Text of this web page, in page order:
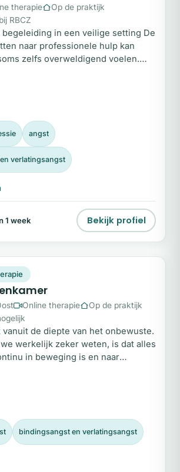
therapie
Op de praktijk
RBCZ
begeleiding in een veilige setting De
naar professionele hulp kan
zelfs overweldigend voelen.
jezelf kunt zijn, zonder dat
we samen jouw persoonlijke
angst
verlatingsangst
1 week Bekijk profiel
Online therapie
Op de praktijk
vanuit de diepte van het onbewuste.
werkelijk zeker weten, is dat alles
in beweging is en naar
Jungiaans psychotherapeut, coach
we samen op zoek gaan naar de
van jouw zijn.
bindingsangst en verlatingsangst